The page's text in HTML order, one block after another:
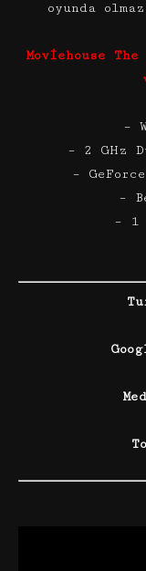
oyunda
Moviehouse
–
– 2 GHz
–
–
– 1